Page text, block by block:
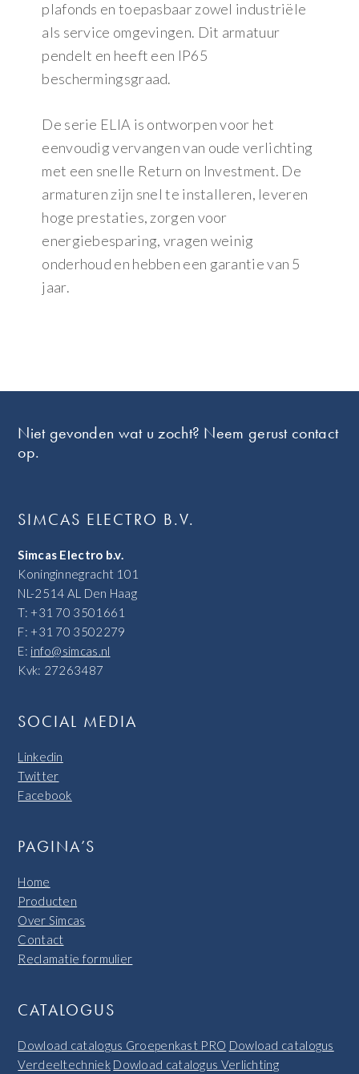
plafonds en toepasbaar zowel industriële
als service omgevingen. Dit armatuur
pendelt en heeft een IP65
beschermingsgraad.
De serie ELIA is ontworpen voor het
eenvoudig vervangen van oude verlichting
met een snelle Return on Investment. De
armaturen zijn snel te installeren, leveren
hoge prestaties, zorgen voor
energiebesparing, vragen weinig
onderhoud en hebben een garantie van 5
jaar.
Niet gevonden wat u zocht? Neem gerust contact
op.
SIMCAS ELECTRO B.V.
Simcas Electro b.v.
Koninginnegracht 101
NL-2514 AL Den Haag
T: +31 70 3501661
F: +31 70 3502279
E: info@simcas.nl
Kvk: 27263487
SOCIAL MEDIA
Linkedin
Twitter
Facebook
PAGINA’S
Home
Producten
Over Simcas
Contact
Reclamatie formulier
CATALOGUS
Dowload catalogus Groepenkast PRO Dowload catalogus
Verdeeltechniek Dowload catalogus Verlichting